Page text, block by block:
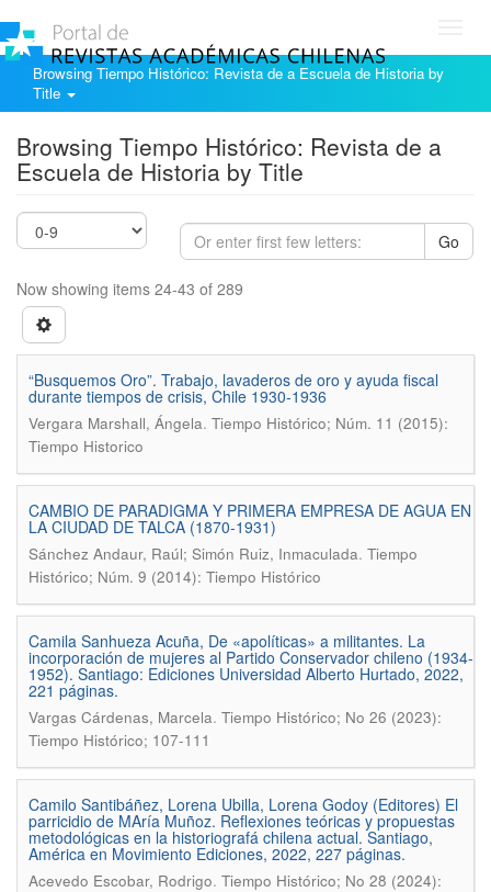
Browsing Tiempo Histórico: Revista de a Escuela de Historia by
Title
Browsing Tiempo Histórico: Revista de a
Escuela de Historia by Title
Go
Now showing items 24-43 of 289
“Busquemos Oro”. Trabajo, lavaderos de oro y ayuda fiscal
durante tiempos de crisis, Chile 1930-1936
Vergara Marshall, Ángela. Tiempo Histórico; Núm. 11 (2015):
Tiempo Historico
CAMBIO DE PARADIGMA Y PRIMERA EMPRESA DE AGUA EN
LA CIUDAD DE TALCA (1870-1931)
Sánchez Andaur, Raúl; Simón Ruiz, Inmaculada. Tiempo
Histórico; Núm. 9 (2014): Tiempo Histórico
Camila Sanhueza Acuña, De «apolíticas» a militantes. La
incorporación de mujeres al Partido Conservador chileno (1934-
1952). Santiago: Ediciones Universidad Alberto Hurtado, 2022,
221 páginas.
Vargas Cárdenas, Marcela. Tiempo Histórico; No 26 (2023):
Tiempo Histórico; 107-111
Camilo Santibáñez, Lorena Ubilla, Lorena Godoy (Editores) El
parricidio de MAría Muñoz. Reflexiones teóricas y propuestas
metodológicas en la historiografá chilena actual. Santiago,
América en Movimiento Ediciones, 2022, 227 páginas.
Acevedo Escobar, Rodrigo. Tiempo Histórico; No 28 (2024):